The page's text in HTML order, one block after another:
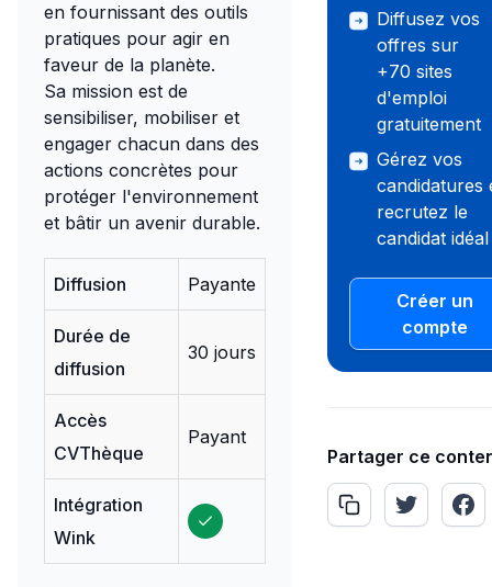
en fournissant des outils
pratiques pour agir en
faveur de la planète.
Sa mission est de
sensibiliser, mobiliser et
engager chacun dans des
actions concrètes pour
protéger l'environnement
et bâtir un avenir durable.
Diffusion Payante
Durée de
diffusion
30 jours
Accès
CVThèque
Payant
Intégration
Wink
Diffusez vos
offres sur
+70 sites
d'emploi
gratuitement
Gérez vos
candidatures
recrutez le
candidat idéal
Créer un
compte
Partager ce